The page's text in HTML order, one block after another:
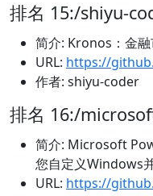
排名 15:/shiyu-
简介: Kronos：金
URL: https://
作者: shiyu-coder
排名 16:/
简介: Microsoft
您自定义Windows
URL: https://